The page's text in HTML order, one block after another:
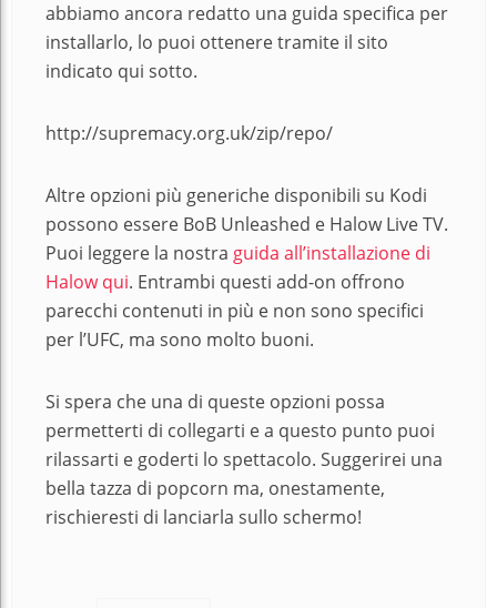
abbiamo ancora redatto una guida specifica per
installarlo, lo puoi ottenere tramite il sito
indicato qui sotto.
http://supremacy.org.uk/zip/repo/
Altre opzioni più generiche disponibili su Kodi
possono essere BoB Unleashed e Halow Live TV.
Puoi leggere la nostra guida all’installazione di
Halow qui. Entrambi questi add-on offrono
parecchi contenuti in più e non sono specifici
per l’UFC, ma sono molto buoni.
Si spera che una di queste opzioni possa
permetterti di collegarti e a questo punto puoi
rilassarti e goderti lo spettacolo. Suggerirei una
bella tazza di popcorn ma, onestamente,
rischieresti di lanciarla sullo schermo!